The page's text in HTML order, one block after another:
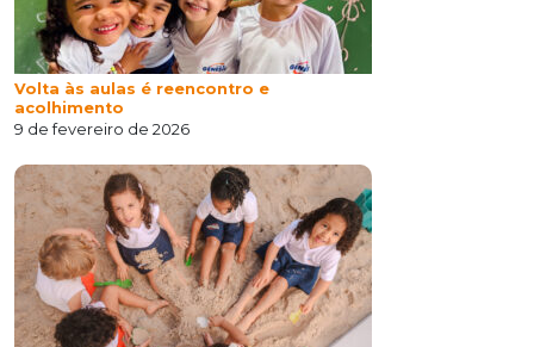
Volta às aulas é reencontro e
acolhimento
9 de fevereiro de 2026